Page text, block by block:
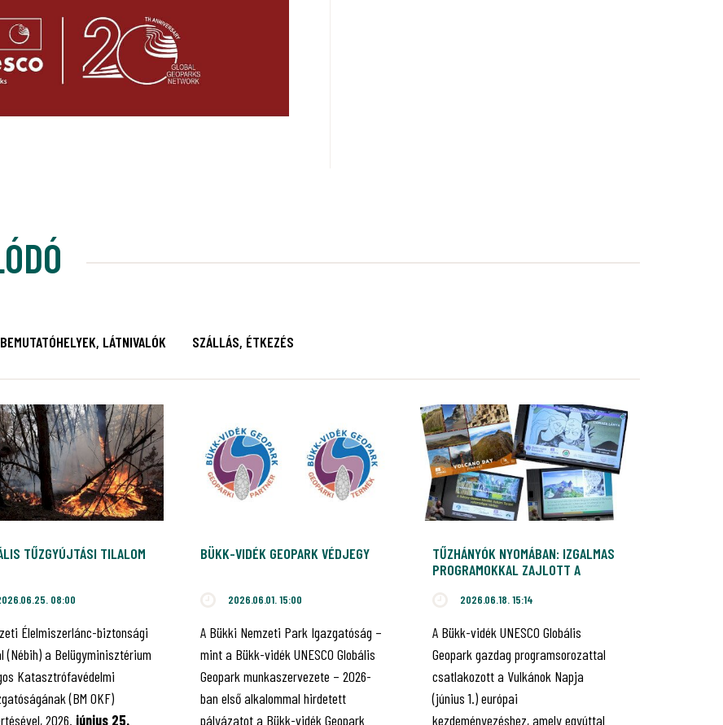
BEMUTATÓHELYEK, LÁTNIVALÓK SZÁLLÁS, ÉTKEZÉS
TŰZGYÚJTÁSI TILALOM
08:00
Élelmiszerlánc-biztonsági
(Nébih) a Belügyminisztérium
Katasztrófavédelmi
(BM OKF)
2026. június 25.
BÜKK-VIDÉK GEOPARK VÉDJEGY
2026.06.01. 15:00
A Bükki Nemzeti Park Igazgatóság –
mint a Bükk-vidék UNESCO Globális
Geopark munkaszervezete – 2026-
ban első alkalommal hirdetett
pályázatot a Bükk-vidék Geopark
TŰZHÁNYÓK NYOMÁBAN: IZGALMAS
PROGRAMOKKAL ZAJLOTT A
VIDÉKEN2026.06.18. 15:14
A Bükk-vidék UNESCO Globális
Geopark gazdag programsorozattal
csatlakozott a Vulkánok Napja
(június 1.) európai
kezdeményezéshez, amely egyúttal